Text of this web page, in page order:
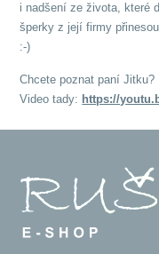
i nadšení ze života, které
šperky z její firmy
:-)
Chcete poznat paní Jitku?
Video tady: https://